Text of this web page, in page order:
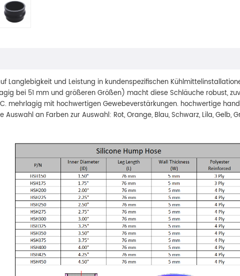
Langlebigkeit und Leistung in kundenspezifischen
bei 51 mm und größeren Größen) macht diese Schläuche robust,
mehrlagig mit hochwertigen Gewebeverstärkungen. hochwertige
an Farben zur Auswahl: Rot, Orange, Blau, Schwarz, Lila, Gelb,